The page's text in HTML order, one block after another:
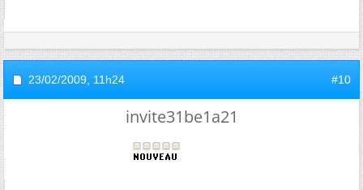
23/02/2009, 11h24 #10
invite31be1a21